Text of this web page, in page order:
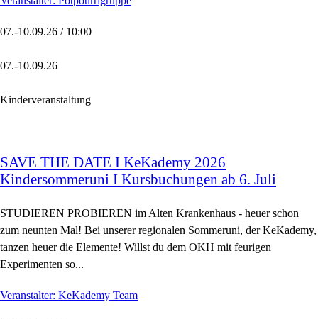
07.-10.09.26 / 10:00
07.-10.09.26
Kinderveranstaltung
SAVE THE DATE I KeKademy 2026
Kindersommeruni I Kursbuchungen ab 6. Juli
STUDIEREN PROBIEREN im Alten Krankenhaus - heuer schon
zum neunten Mal! Bei unserer regionalen Sommeruni, der KeKademy,
tanzen heuer die Elemente! Willst du dem OKH mit feurigen
Experimenten so...
Veranstalter: KeKademy Team